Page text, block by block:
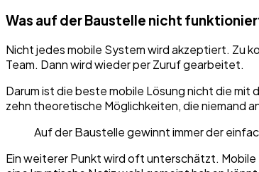
Was auf der Baustelle nicht
Nicht jedes mobile System wird akzeptiert. Zu
Team. Dann wird wieder per Zuruf gearbeitet.
Darum ist die beste mobile Lösung nicht die
zehn theoretische Möglichkeiten, die niemand
Auf der Baustelle gewinnt immer der
Ein weiterer Punkt wird oft unterschätzt. Mobile